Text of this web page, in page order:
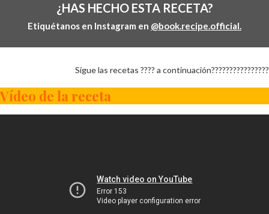
¿HAS HECHO ESTA RECETA?
Etiquétanos en Instagram en @book.recipe.official.
Sigue las recetas ???? a continuación????????????????
Vídeo de la receta